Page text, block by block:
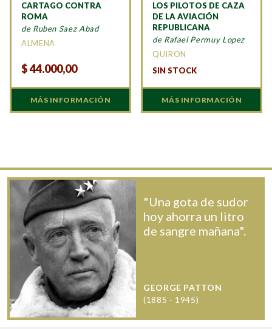
CARTAGO CONTRA
ROMA
de Ruben Saez Abad
ALMENA
$44.000,00
MÁS INFORMACIÓN
LOS PILOTOS DE CAZA
DE LA AVIACIÓN
REPUBLICANA
de Rafael Permuy Lopez
QUIRON
SIN STOCK
MÁS INFORMACIÓN
"Una gota de sudor
hoy ahorra un litro
de sangre mañana".
GEORGE PATTON
(1885 - 1945)